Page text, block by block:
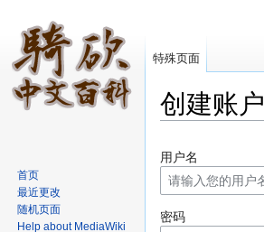
创建账户
用户名
密码
特殊页面
首页
最近更改
随机页面
Help about MediaWiki